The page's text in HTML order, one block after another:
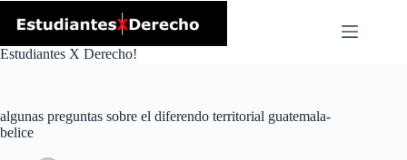
Estudiantes X Derecho!
algunas preguntas sobre el diferendo territorial guatemala-
belice